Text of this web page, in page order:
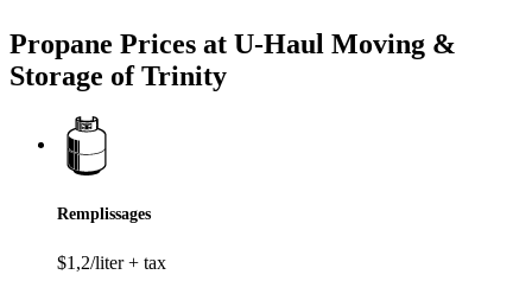
Propane Prices at U-Haul Moving &
Storage of Trinity
Remplissages
$1,2/liter + tax